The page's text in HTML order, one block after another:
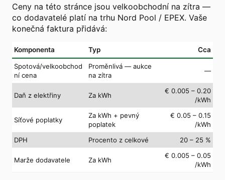
Ceny na této stránce jsou velkoobchodní na zítra —
co dodavatelé platí na trhu Nord Pool / EPEX. Vaše
konečná faktura přidává:
Komponenta Typ Cca
Spotová/velkoobchod
ní cena
Proměnlivá — aukce
na zítra
—
Daň z elektřiny Za kWh
€ 0.005 – 0.20
/kWh
Síťové poplatky
Za kWh + pevný
poplatek
€ 0.05 – 0.15
/kWh
DPH
Procento z celkové 20 – 25 %
Marže dodavatele Za kWh
€ 0.005 – 0.05
/kWh